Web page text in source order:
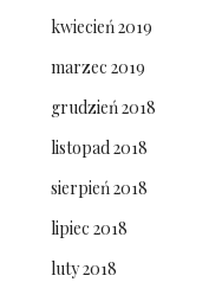
kwiecień 2019
marzec 2019
grudzień 2018
listopad 2018
sierpień 2018
lipiec 2018
luty 2018